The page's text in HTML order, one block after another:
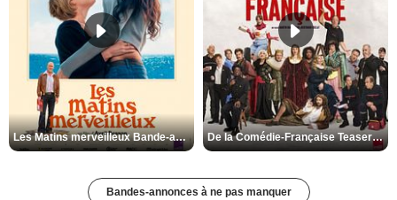
Les Matins merveilleux Bande-annonce VF De la Comédie-Française Teaser VF
Bandes-annonces à ne pas manquer